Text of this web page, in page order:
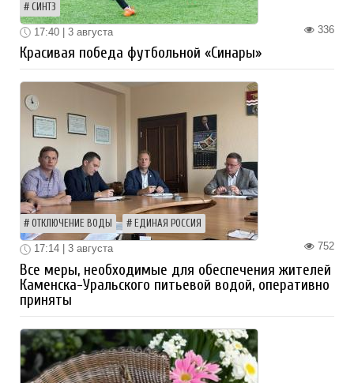
СИНТЗ
336
17:40 | 3 августа
Красивая победа футбольной «Синары»
ОТКЛЮЧЕНИЕ ВОДЫ ЕДИНАЯ РОССИЯ
752
17:14 | 3 августа
Все меры, необходимые для обеспечения жителей
Каменска-Уральского питьевой водой, оперативно
приняты